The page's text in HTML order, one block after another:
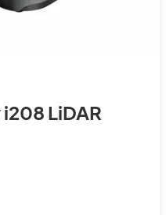
LiDAR